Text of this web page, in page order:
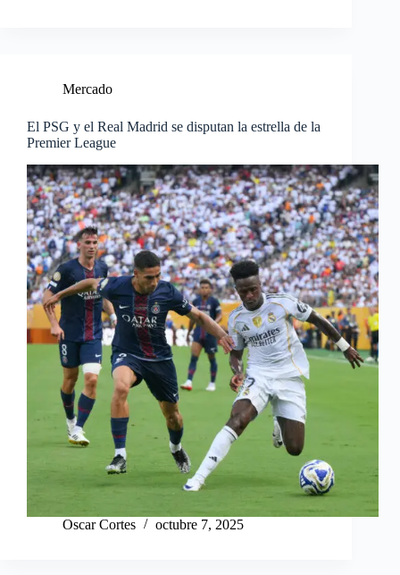
Mercado
El PSG y el Real Madrid se disputan la estrella de la
Premier League
Oscar Cortes octubre 7, 2025